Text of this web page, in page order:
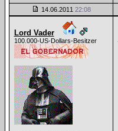
14.06.2011 22:08
Lord Vader
100.000-US-Dollars-Besitzer